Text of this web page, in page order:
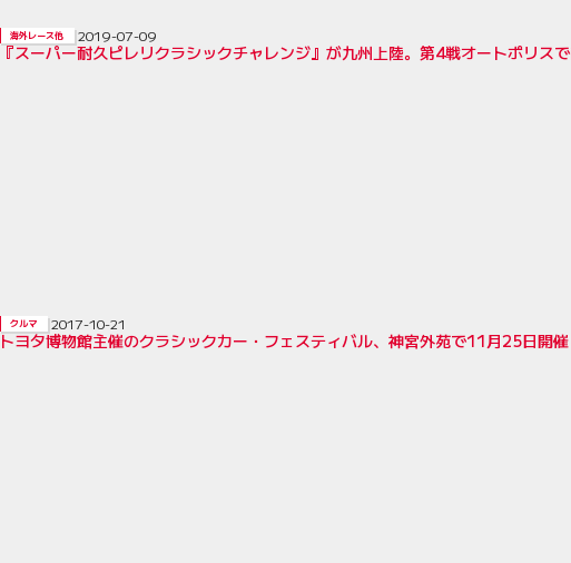
『スーパー耐久ピレリクラシックチャレンジ』が九州上陸。第4戦オートポリス
海外レース他 2019-07-09
トヨタ博物館主催のクラシックカー・フェスティバル、神宮外苑で11月25日開催
クルマ 2017-10-21